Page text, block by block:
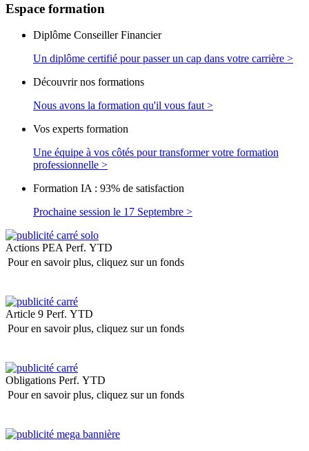
Espace formation
Diplôme Conseiller Financier
Un diplôme certifié pour passer un cap dans votre carrière >
Découvrir nos formations
Nous avons la formation qu'il vous faut >
Vos experts formation
Une équipe à vos côtés pour transformer votre formation
professionnelle >
Formation IA : 93% de satisfaction
Prochaine session le 17 Septembre >
Actions PEA Perf. YTD
Pour en savoir plus, cliquez sur un fonds
Article 9 Perf. YTD
Pour en savoir plus, cliquez sur un fonds
Obligations Perf. YTD
Pour en savoir plus, cliquez sur un fonds